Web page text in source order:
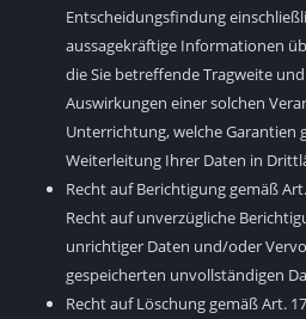
Entscheidungsfindung
aussagekräftige Informationen
die Sie betreffende Tragweite
Auswirkungen einer solchen
Unterrichtung, welche Garantien
Weiterleitung Ihrer Daten in
Recht auf Berichtigung gemäß
Recht auf unverzügliche
unrichtiger Daten und/oder
gespeicherten unvollständigen
Recht auf Löschung gemäß Art.